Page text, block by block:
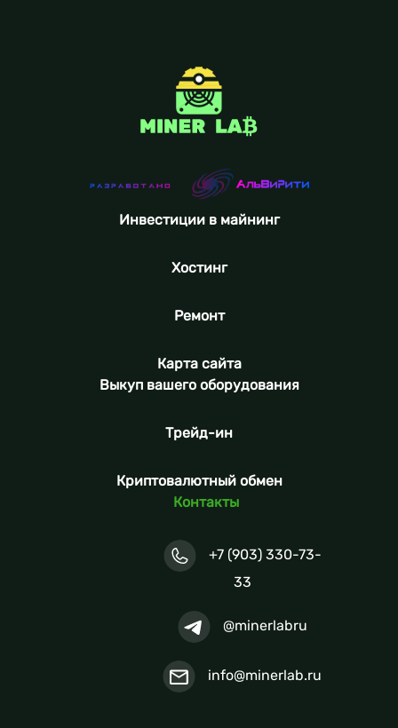
Инвестиции в майнинг
Хостинг
Ремонт
Карта сайта
Выкуп вашего оборудования
Трейд-ин
Криптовалютный обмен
Контакты
+7 (903) 330-73-
33
@minerlabru
info@minerlab.ru